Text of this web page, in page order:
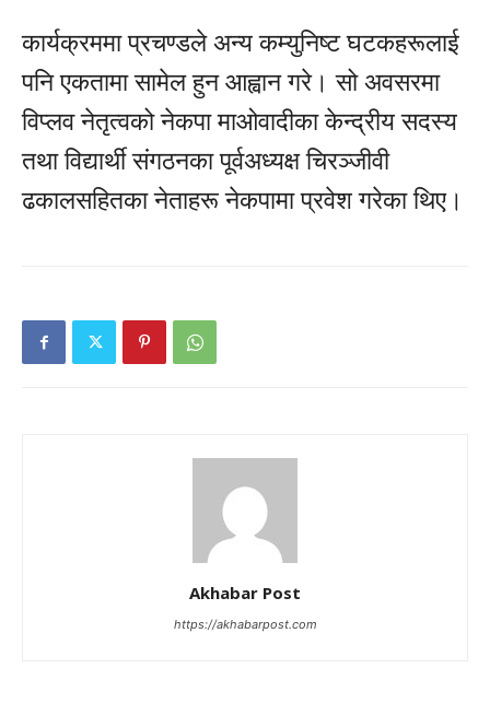
कार्यक्रममा प्रचण्डले अन्य कम्युनिष्ट घटकहरूलाई
पनि एकतामा सामेल हुन आह्वान गरे। सो अवसरमा
विप्लव नेतृत्वको नेकपा माओवादीका केन्द्रीय सदस्य
तथा विद्यार्थी संगठनका पूर्वअध्यक्ष चिरञ्जीवी
ढकालसहितका नेताहरू नेकपामा प्रवेश गरेका थिए।
Akhabar Post
https://akhabarpost.com